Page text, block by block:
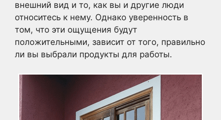
внешний вид и то, как вы и другие люди
относитесь к нему. Однако уверенность в
том, что эти ощущения будут
положительными, зависит от того, правильно
ли вы выбрали продукты для работы.